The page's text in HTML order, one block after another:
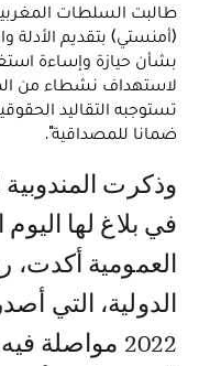
طالبت السلطات
(أمنستي) بتقديم
بشأن حيازة وإساءة
لاستهداف نشطاء من
تستوجبه التقاليد
ضمانا للمصداقية".
وذكرت المندوبية الوزارية لحقوق الإنسان،
في بلاغ لها
العمومية أكدت،
2022 مواصلة